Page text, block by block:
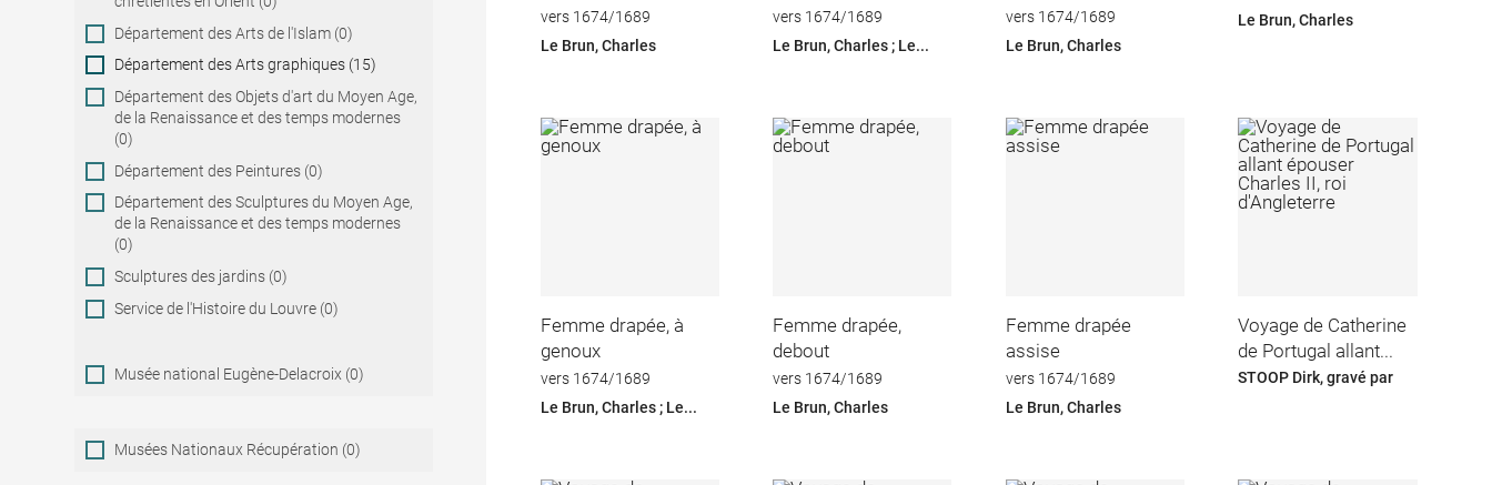
Département des Arts de l'Islam (0)
Département des Arts graphiques (15)
Département des Objets d'art du Moyen Age,
de la Renaissance et des temps modernes
(0)
Département des Peintures (0)
Département des Sculptures du Moyen Age,
de la Renaissance et des temps modernes
(0)
Sculptures des jardins (0)
Service de l'Histoire du Louvre (0)
Musée national Eugène-Delacroix (0)
Musées
Nationaux
Musées Nationaux Récupération (0)
vers 1674/1689
Le Brun, Charles
vers 1674/1689
Le Brun, Charles ; Le...
vers 1674/1689
Le Brun, Charles
Le Brun, Charles
Femme drapée, à
genoux
vers 1674/1689
Le Brun, Charles ; Le...
Femme drapée,
debout
vers 1674/1689
Le Brun, Charles
Femme drapée
assise
vers 1674/1689
Le Brun, Charles
Voyage de Catherine
de Portugal allant...
STOOP Dirk, gravé par